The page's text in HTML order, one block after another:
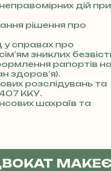
дій при
рішення про
у справах про
зниклих
рапортів на
здоров’я).
розслідувань та
ККУ.
шахраїв та